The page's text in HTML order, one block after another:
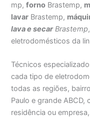
mp,forno Brastemp,
lavar Brastemp,
lava e secarBrastemp
eletrodomésticos da
Técnicos
cada tipo de
todas as regiões,
Paulo e grande ABCD,
residência ou